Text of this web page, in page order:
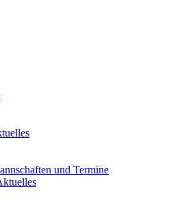
und Termine